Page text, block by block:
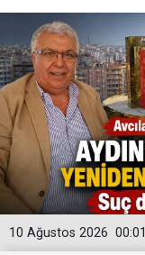
00:01
10 Ağustos 2026